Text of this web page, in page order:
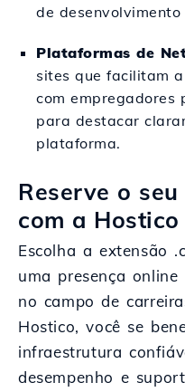
de
Plataformas de
sites que facilitam
com empregadores
para destacar
plataforma.
Reserve o
com a Hostico
Escolha a extensão
uma presença
no campo de
Hostico, você se
infraestrutura
desempenho e